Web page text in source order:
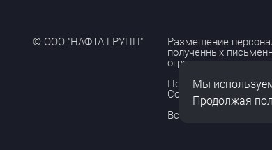
© ООО "НАФТА ГРУПП" Размещение
полученных
ограничено и
Политика обработки
Согласие на
Все права защищены
Мы
Продолжая